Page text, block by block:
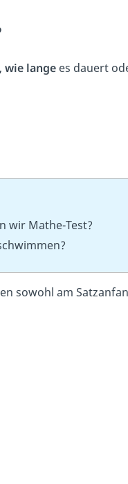
wie lange es dauert
wir Mathe-Test?
sowohl am